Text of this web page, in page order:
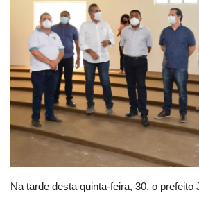
Vídeos
Webmail
Contato
Na tarde desta quinta-feira, 30, o prefeito